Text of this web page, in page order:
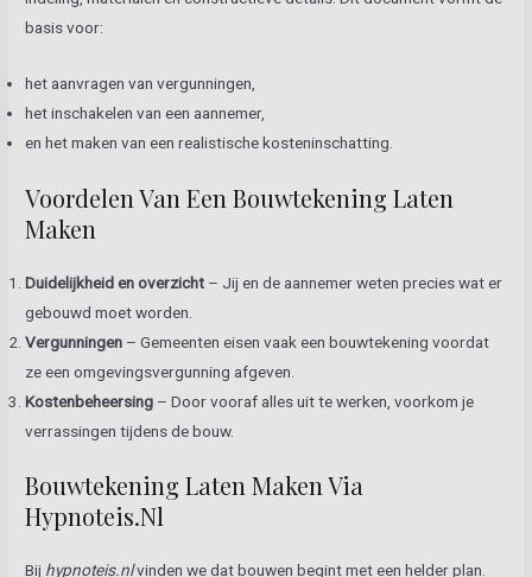
basis voor:
het aanvragen van vergunningen,
het inschakelen van een aannemer,
en het maken van een realistische kosteninschatting.
Voordelen Van Een Bouwtekening Laten
Maken
Duidelijkheid en overzicht – Jij en de aannemer weten precies wat er
gebouwd moet worden.
Vergunningen – Gemeenten eisen vaak een bouwtekening voordat
ze een omgevingsvergunning afgeven.
Kostenbeheersing – Door vooraf alles uit te werken, voorkom je
verrassingen tijdens de bouw.
Bouwtekening Laten Maken Via
Hypnoteis.nl
Bij hypnoteis.nlvinden we dat bouwen begint met een helder plan.